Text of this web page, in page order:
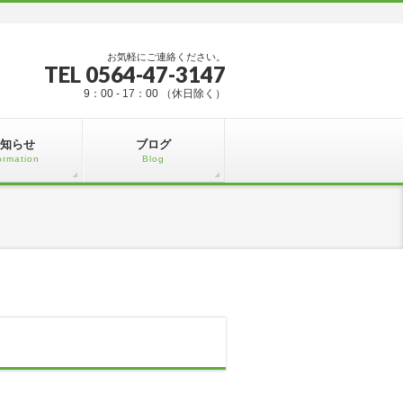
お気軽にご連絡ください。
TEL 0564-47-3147
9：00 - 17：00 （休日除く）
らせ ブログ
Blog